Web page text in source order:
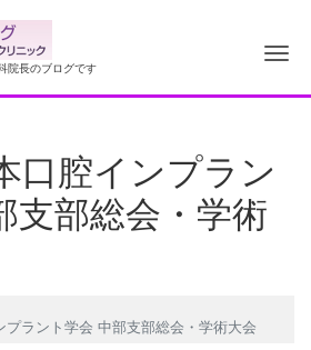
院長のブログです ナ
口腔インプラン
支部総会・学術
プラント学会 中部支部総会・学術大会